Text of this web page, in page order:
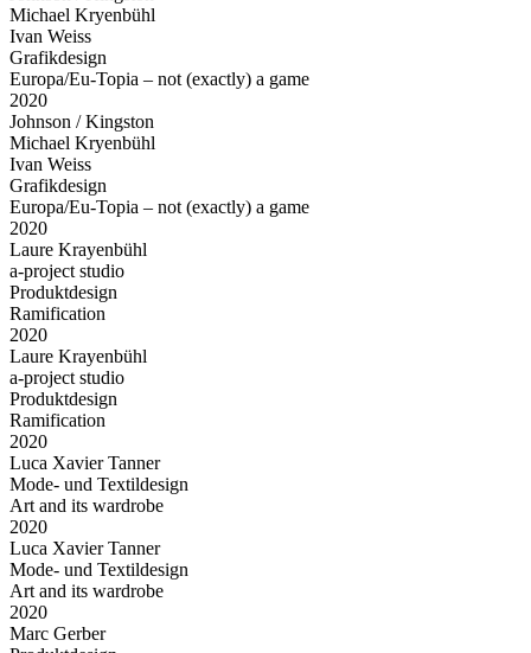
Michael Kryenbühl
Ivan Weiss
Grafikdesign
Europa/Eu-Topia – not (exactly) a game
2020
Johnson / Kingston
Michael Kryenbühl
Ivan Weiss
Grafikdesign
Europa/Eu-Topia – not (exactly) a game
2020
Laure Krayenbühl
a-project studio
Produktdesign
Ramification
2020
Laure Krayenbühl
a-project studio
Produktdesign
Ramification
2020
Luca Xavier Tanner
Mode- und Textildesign
Art and its wardrobe
2020
Luca Xavier Tanner
Mode- und Textildesign
Art and its wardrobe
2020
Marc Gerber